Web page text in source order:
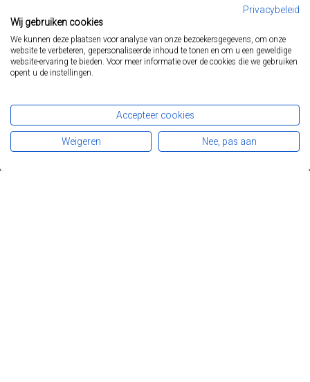
Steun FAPA...
... en draag de FAP- en Lynchpatiënten een warm hart toe.
DONEER
Privacy
Privacybeleid
Wij gebruiken cookies
We kunnen deze plaatsen voor analyse van onze bezoekersgegevens, om onze
website te verbeteren, gepersonaliseerde inhoud te tonen en om u een geweldige
website-ervaring te bieden. Voor meer informatie over de cookies die we gebruiken
opent u de instellingen.
Accepteer cookies
Weigeren Nee, pas aan